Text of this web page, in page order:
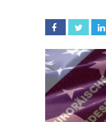
Facebook Twitter